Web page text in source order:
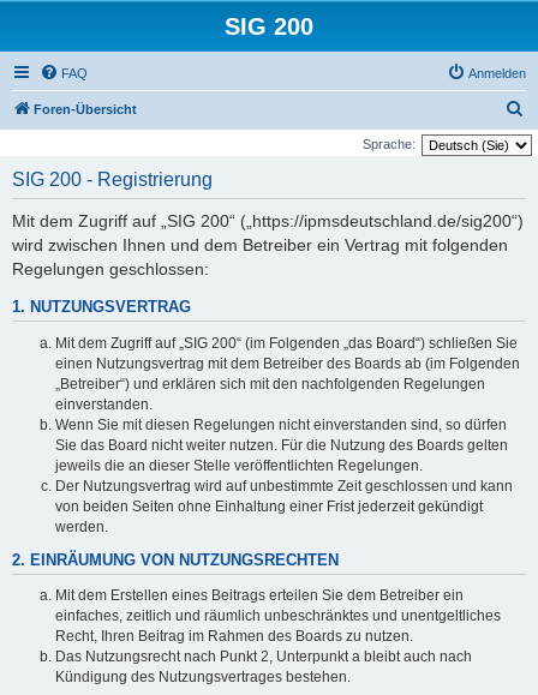
SIG 200
FAQ Anmelden
Foren-Übersicht
u
Sprache:
SIG 200 - Registrierung
Mit dem Zugriff auf „SIG 200“ („https://ipmsdeutschland.de/sig200“)
wird zwischen Ihnen und dem Betreiber ein Vertrag mit folgenden
Regelungen geschlossen:
1. NUTZUNGSVERTRAG
Mit dem Zugriff auf „SIG 200“ (im Folgenden „das Board“) schließen Sie
einen Nutzungsvertrag mit dem Betreiber des Boards ab (im Folgenden
„Betreiber“) und erklären sich mit den nachfolgenden Regelungen
einverstanden.
Wenn Sie mit diesen Regelungen nicht einverstanden sind, so dürfen
Sie das Board nicht weiter nutzen. Für die Nutzung des Boards gelten
jeweils die an dieser Stelle veröffentlichten Regelungen.
Der Nutzungsvertrag wird auf unbestimmte Zeit geschlossen und kann
von beiden Seiten ohne Einhaltung einer Frist jederzeit gekündigt
werden.
2. EINRÄUMUNG VON NUTZUNGSRECHTEN
Mit dem Erstellen eines Beitrags erteilen Sie dem Betreiber ein
einfaches, zeitlich und räumlich unbeschränktes und unentgeltliches
Recht, Ihren Beitrag im Rahmen des Boards zu nutzen.
Das Nutzungsrecht nach Punkt 2, Unterpunkt a bleibt auch nach
Kündigung des Nutzungsvertrages bestehen.